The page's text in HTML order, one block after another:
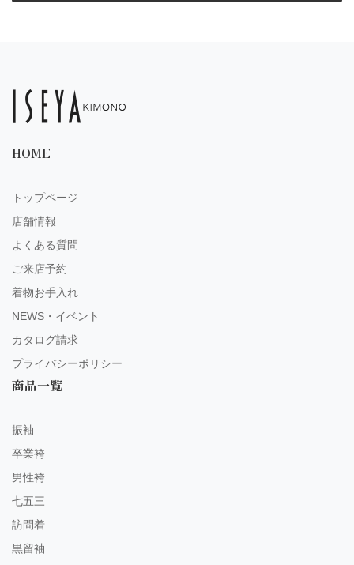
HOME
トップページ
店舗情報
よくある質問
ご来店予約
着物お手入れ
NEWS・イベント
カタログ請求
プライバシーポリシー
商品一覧
振袖
卒業袴
男性袴
七五三
訪問着
黒留袖